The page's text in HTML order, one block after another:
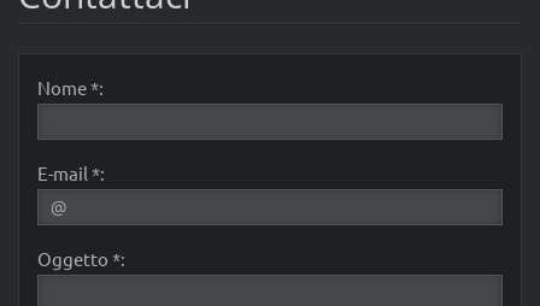
Nome *:
E-mail *:
Oggetto *: